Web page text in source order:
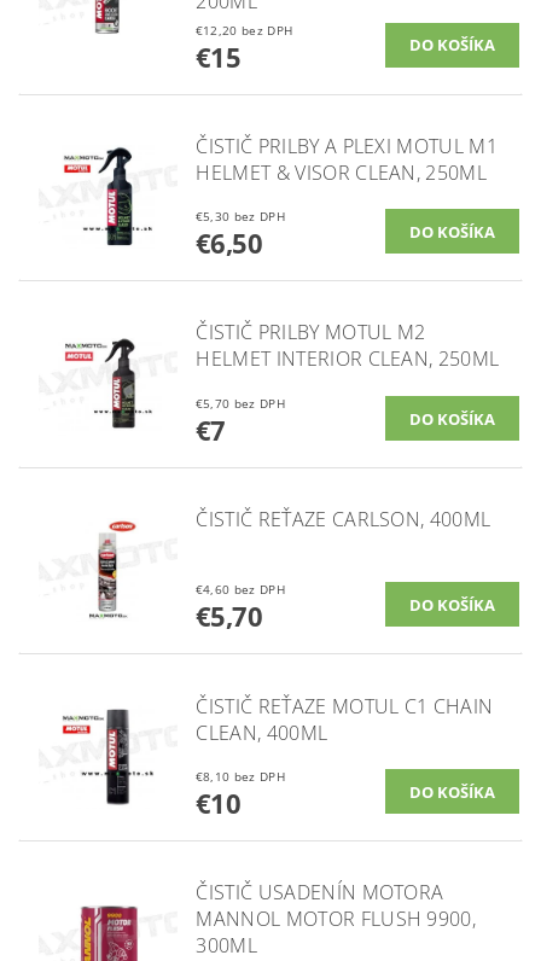
€12,20 bez DPH
€15
ČISTIČ PRILBY A PLEXI MOTUL M1
HELMET & VISOR CLEAN, 250ML
€5,30 bez DPH
€6,50
ČISTIČ PRILBY MOTUL M2
HELMET INTERIOR CLEAN, 250ML
€5,70 bez DPH
€7
ČISTIČ REŤAZE CARLSON, 400ML
€4,60 bez DPH
€5,70
ČISTIČ REŤAZE MOTUL C1 CHAIN
CLEAN, 400ML
€8,10 bez DPH
€10
ČISTIČ USADENÍN MOTORA
MANNOL MOTOR FLUSH 9900,
300ML